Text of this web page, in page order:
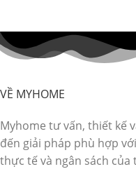
VỀ MYHOME
Myhome tư vấn, thiết kế
đến giải pháp phù hợp
thực tế và ngân sách